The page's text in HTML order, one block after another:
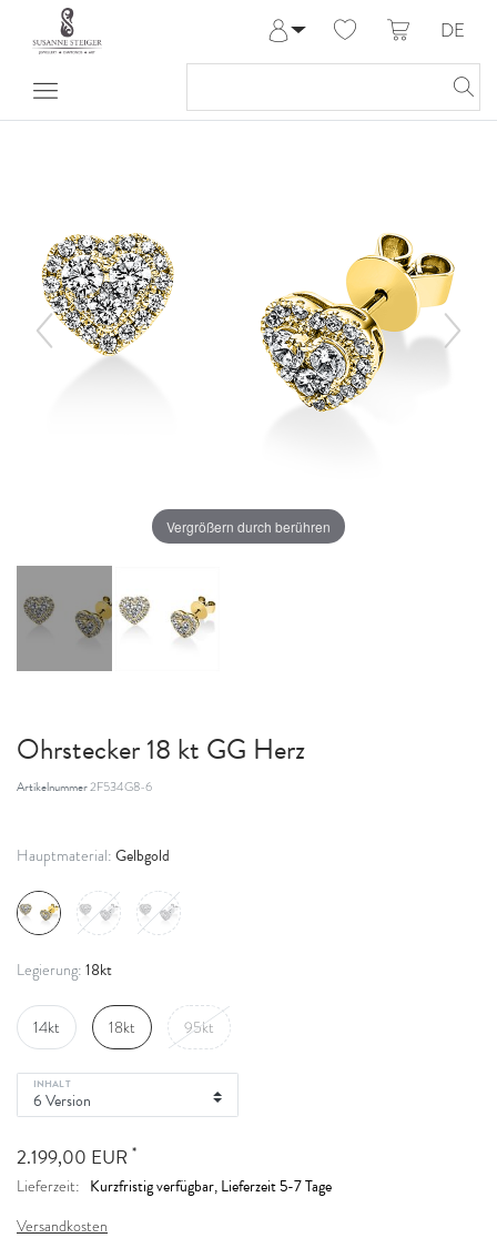
Anmelden
Meine Bestellungen
DE
Vergrößern durch berühren
Ohrstecker 18 kt GG Herz
Artikelnummer2F534G8-6
Hauptmaterial: Gelbgold
Legierung: 18kt
14kt 18kt 95kt
INHALT
2.199,00 EUR *
Lieferzeit: Kurzfristig verfügbar, Lieferzeit 5-7 Tage
Versandkosten